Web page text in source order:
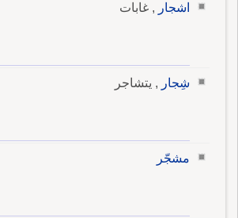
اشجار , غابات
شِجار , يتشاجر
مشجّر